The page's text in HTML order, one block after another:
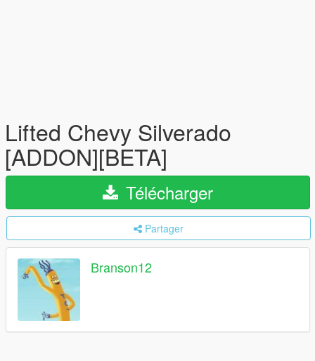
Lifted Chevy Silverado
[ADDON][BETA]
Télécharger
Partager
Branson12